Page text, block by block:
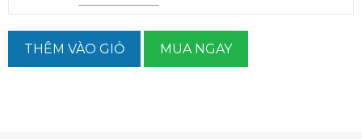
THÊM VÀO GIỎ MUA NGAY